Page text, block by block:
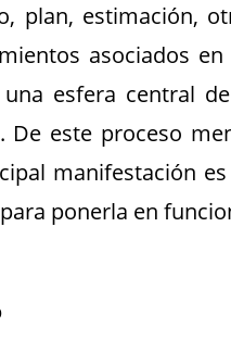
plan, estimación,
asociados
esfera central
De este proceso
manifestación
ponerla en